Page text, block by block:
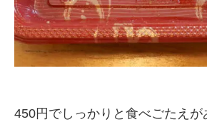
450円でしっかりと食べごたえ